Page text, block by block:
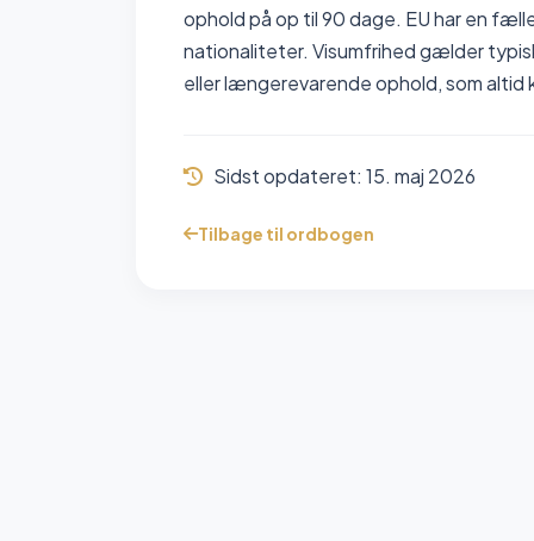
ophold på op til 90 dage. EU har en
nationaliteter. Visumfrihed gælder
eller længerevarende ophold, som
Sidst opdateret: 15. maj 2026
Tilbage til ordbogen